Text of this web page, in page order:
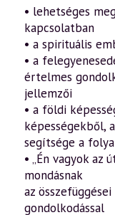
• lehetséges
kapcsolatban
• a spirituális
• a
értelmes
jellemzői
• a földi
képességekből,
segítsége a
• „Én vagyok az
mondásnak
az
gondolkodással